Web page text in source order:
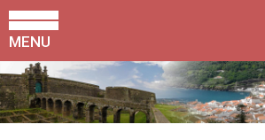
MENU